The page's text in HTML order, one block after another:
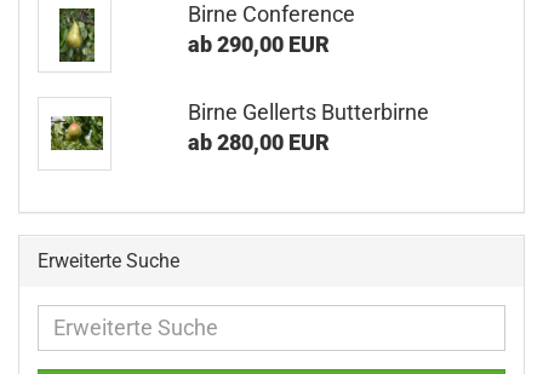
Birne Conference
ab 290,00 EUR
Birne Gellerts Butterbirne
ab 280,00 EUR
Erweiterte Suche
Erweiterte
Suche